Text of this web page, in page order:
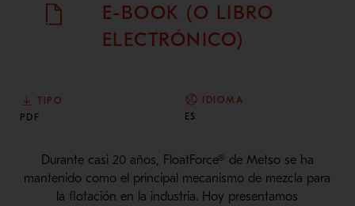
E-BOOK (O LIBRO
ELECTRÓNICO)
TIPO
PDF
IDIOMA
ES
Durante casi 20 años, FloatForce® de Metso se ha
mantenido como el principal mecanismo de mezcla para
la flotación en la industria. Hoy presentamos